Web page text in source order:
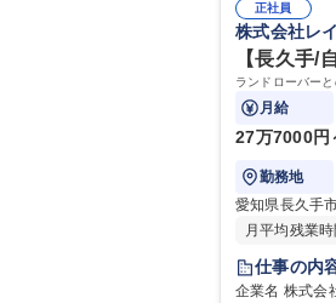
正社員
株式会社レ
【長久手/
ランドローバー
月給
27万7000円
勤務地
愛知県長久手
月平均残業
仕事の内
企業名 株式会社レイブリック 求人名 【長久手/自動車整備士】経験者募集/整備工場を